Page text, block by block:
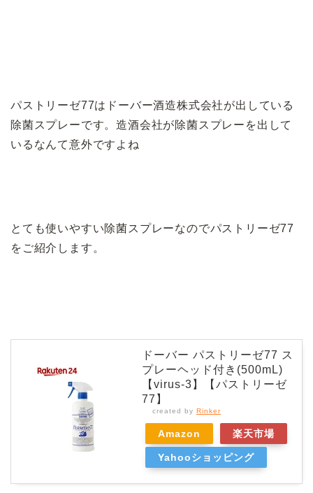
パストリーゼ77はドーバー酒造株式会社が出している
除菌スプレーです。造酒会社が除菌スプレーを出して
いるなんて意外ですよね
とても使いやすい除菌スプレーなのでパストリーゼ77
をご紹介します。
ドーバー パストリーゼ77 ス
プレーヘッド付き(500mL)
【virus-3】【パストリーゼ
77】
created by Rinker
Amazon 楽天市場
Yahooショッピング